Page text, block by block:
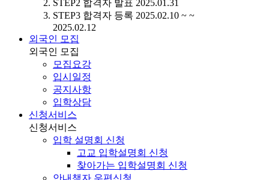
STEP2 합격자 발표 2025.01.31
STEP3 합격자 등록 2025.02.10 ~ ~
2025.02.12
외국인 모집
외국인 모집
모집요강
입시일정
공지사항
입학상담
신청서비스
신청서비스
입학 설명회 신청
고교 입학설명회 신청
찾아가는 입학설명회 신청
안내책자 우편신청